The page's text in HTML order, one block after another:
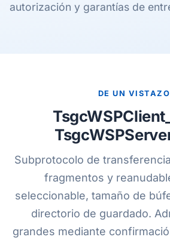
autorización y garantías de
DE UN VISTAZO
Subprotocolo de
fragmentos y
seleccionable, tamaño de
directorio de guardado.
grandes mediante